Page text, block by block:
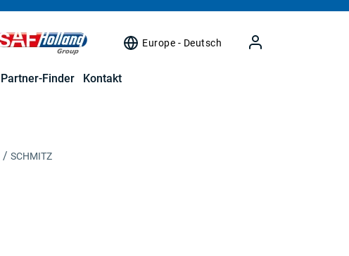
Europe - Deutsch
Partner-Finder Kontakt
SCHMITZ